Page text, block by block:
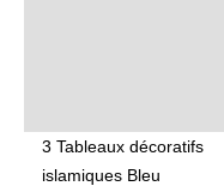
3 Tableaux décoratifs
islamiques Bleu